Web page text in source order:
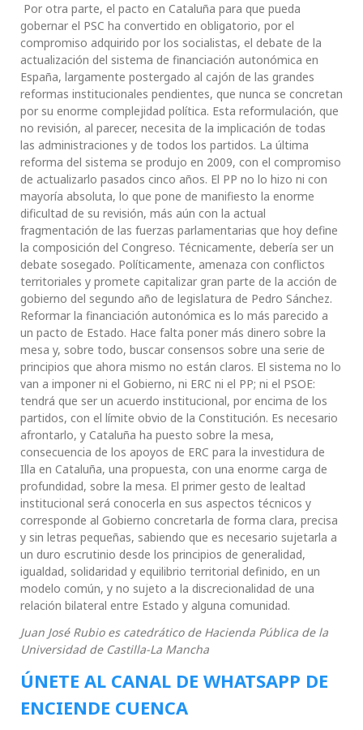
Por otra parte, el pacto en Cataluña para que pueda
gobernar el PSC ha convertido en obligatorio, por el
compromiso adquirido por los socialistas, el debate de la
actualización del sistema de financiación autonómica en
España, largamente postergado al cajón de las grandes
reformas institucionales pendientes, que nunca se concretan
por su enorme complejidad política. Esta reformulación, que
no revisión, al parecer, necesita de la implicación de todas
las administraciones y de todos los partidos. La última
reforma del sistema se produjo en 2009, con el compromiso
de actualizarlo pasados cinco años. El PP no lo hizo ni con
mayoría absoluta, lo que pone de manifiesto la enorme
dificultad de su revisión, más aún con la actual
fragmentación de las fuerzas parlamentarias que hoy define
la composición del Congreso. Técnicamente, debería ser un
debate sosegado. Políticamente, amenaza con conflictos
territoriales y promete capitalizar gran parte de la acción de
gobierno del segundo año de legislatura de Pedro Sánchez.
Reformar la financiación autonómica es lo más parecido a
un pacto de Estado. Hace falta poner más dinero sobre la
mesa y, sobre todo, buscar consensos sobre una serie de
principios que ahora mismo no están claros. El sistema no lo
van a imponer ni el Gobierno, ni ERC ni el PP; ni el PSOE:
tendrá que ser un acuerdo institucional, por encima de los
partidos, con el límite obvio de la Constitución. Es necesario
afrontarlo, y Cataluña ha puesto sobre la mesa,
consecuencia de los apoyos de ERC para la investidura de
Illa en Cataluña, una propuesta, con una enorme carga de
profundidad, sobre la mesa. El primer gesto de lealtad
institucional será conocerla en sus aspectos técnicos y
corresponde al Gobierno concretarla de forma clara, precisa
y sin letras pequeñas, sabiendo que es necesario sujetarla a
un duro escrutinio desde los principios de generalidad,
igualdad, solidaridad y equilibrio territorial definido, en un
modelo común, y no sujeto a la discrecionalidad de una
relación bilateral entre Estado y alguna comunidad.
Juan José Rubio es catedrático de Hacienda Pública de la
Universidad de Castilla-La Mancha
ÚNETE AL CANAL DE WHATSAPP DE
ENCIENDE CUENCA